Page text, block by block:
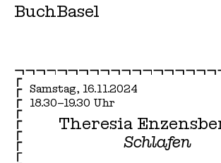
BuchBasel
Samstag, 16.11.2024
18.30–19.30 Uhr
Theresia
Schlafen